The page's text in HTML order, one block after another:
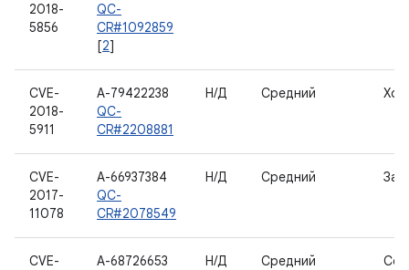
2018-
5856
QC-
CR#1092859
[2]
CVE-
2018-
5911
A-79422238
QC-
CR#2208881
Н/Д Средний
CVE-
2017-
11078
A-66937384
QC-
CR#2078549
Н/Д Средний
CVE-
A-68726653
Н/Д Средний